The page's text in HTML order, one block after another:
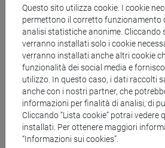
GIAPPONESE 2
ESERCITAZIONI DI
GIAPPONESE 2
ESERCITAZIONI DI
MOD. 1E
ESERCITAZIONI DI
GIAPPONESE 2 MOD.
ESERCITAZIONI DI
GIAPPONESE 2 MOD.
ESERCITAZIONI DI
Questo sito utilizza cookie. I cookie
permettono il corretto funzionamento
analisi statistiche anonime. Cliccando
verranno installati solo i cookie
verranno installati anche altri cookie
funzionalità dei social media e
utilizzo. In questo caso, i dati raccolti
anche con i nostri partner, che
informazioni per finalità di analisi, di
Cliccando “Lista cookie” potrai vedere
installati. Per ottenere maggiori
“Informazioni sui cookies”.